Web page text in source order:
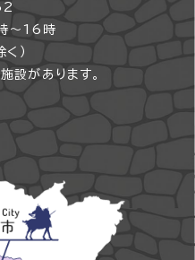
～16時
）
設があります。